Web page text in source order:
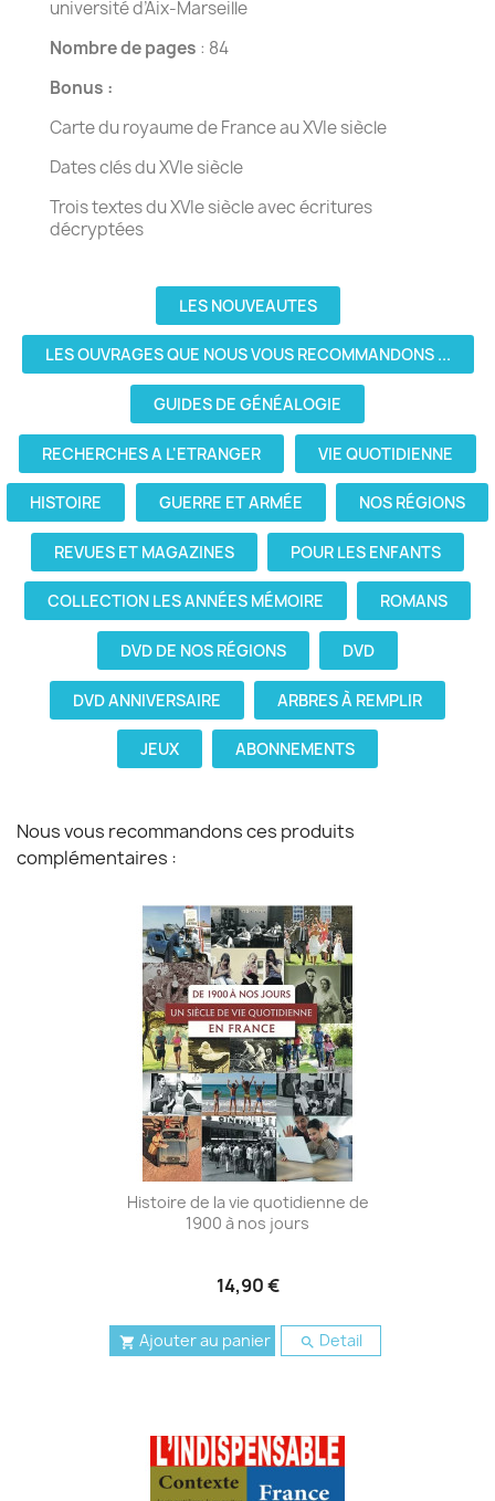
université d’Aix-Marseille
Nombre de pages : 84
Bonus :
Carte du royaume de France au XVIe siècle
Dates clés du XVIe siècle
Trois textes du XVIe siècle avec écritures
décryptées
LES NOUVEAUTES
LES OUVRAGES QUE NOUS VOUS RECOMMANDONS ...
GUIDES DE GÉNÉALOGIE
RECHERCHES A L'ETRANGER VIE QUOTIDIENNE
HISTOIRE GUERRE ET ARMÉE NOS RÉGIONS
REVUES ET MAGAZINES POUR LES ENFANTS
COLLECTION LES ANNÉES MÉMOIRE ROMANS
DVD DE NOS RÉGIONS DVD
DVD ANNIVERSAIRE ARBRES À REMPLIR
JEUX ABONNEMENTS
Nous vous recommandons ces produits
complémentaires :
Histoire de la vie quotidienne de
1900 à nos jours
14,90 €
 Ajouter au panier  Detail